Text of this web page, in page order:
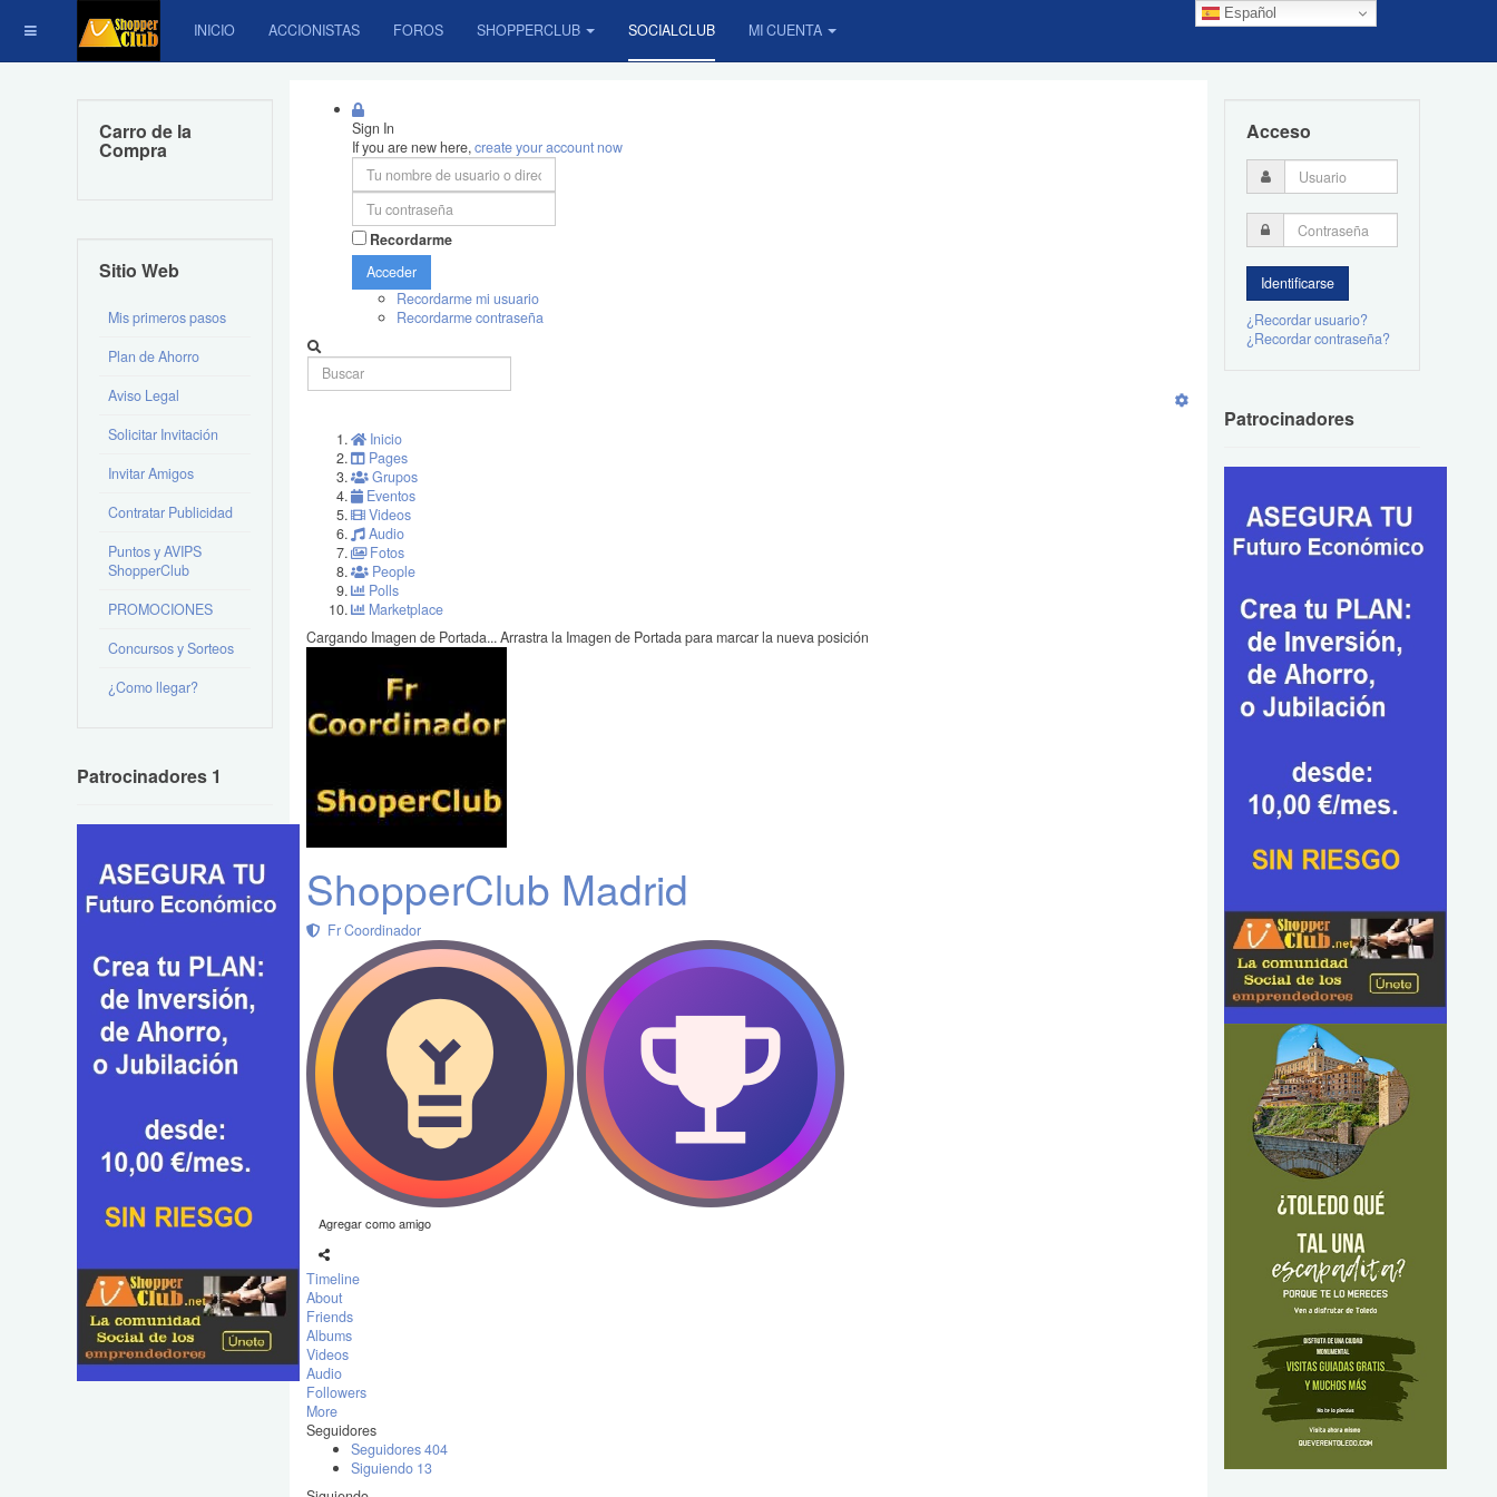
Español
INICIO ACCIONISTAS FOROS SHOPPERCLUB SOCIALCLUB MI CUENTA
Sign In
If you are new here,create your account now
Recordarme
Acceder
Recordarme mi usuario
Recordarme contraseña
Inicio
Pages
Grupos
Eventos
Videos
Audio
Fotos
People
Polls
Marketplace
Cargando Imagen de Portada...Arrastra la Imagen de Portada para marcar la nueva posición
ShopperClub Madrid
Fr Coordinador
Agregar como amigo
Timeline
About
Friends
Albums
Videos
Audio
Followers
More
Seguidores
Seguidores404
Siguiendo 13
Carro de la
Compra
Sitio Web
Mis primeros pasos
Plan de Ahorro
Aviso Legal
Solicitar Invitación
Invitar Amigos
Contratar Publicidad
Puntos y AVIPS
ShopperClub
PROMOCIONES
Concursos y Sorteos
¿Como llegar?
Patrocinadores 1
Acceso
¿Recordar usuario?
¿Recordar contraseña?
Patrocinadores